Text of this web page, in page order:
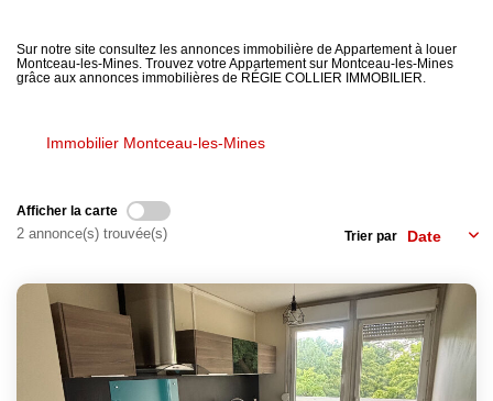
Transaction
Gestion Locative
Nous Rejoindre
Nos Actualités
Nos Témoignages
Sur notre site consultez les annonces immobilière de Appartement à louer
Montceau-les-Mines. Trouvez votre Appartement sur Montceau-les-Mines
grâce aux annonces immobilières de RÉGIE COLLIER IMMOBILIER.
Immobilier Montceau-les-Mines
Afficher la carte
2 annonce(s) trouvée(s) Trier par